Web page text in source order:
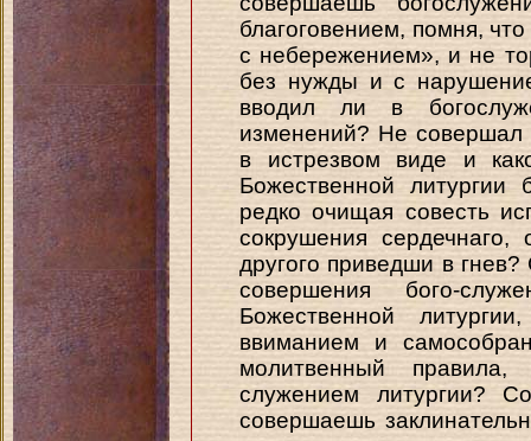
благоговением, помня,
с небережением», и не
без нужды и с
вводил ли в
изменений? Не совершал
в истрезвом виде и
Божественной литургии
редко очищая совесть
сокрушения
другого приведши в
совершения бого-
Божественной
ввиманием и
молитвенный
служением литургии?
совершаешь